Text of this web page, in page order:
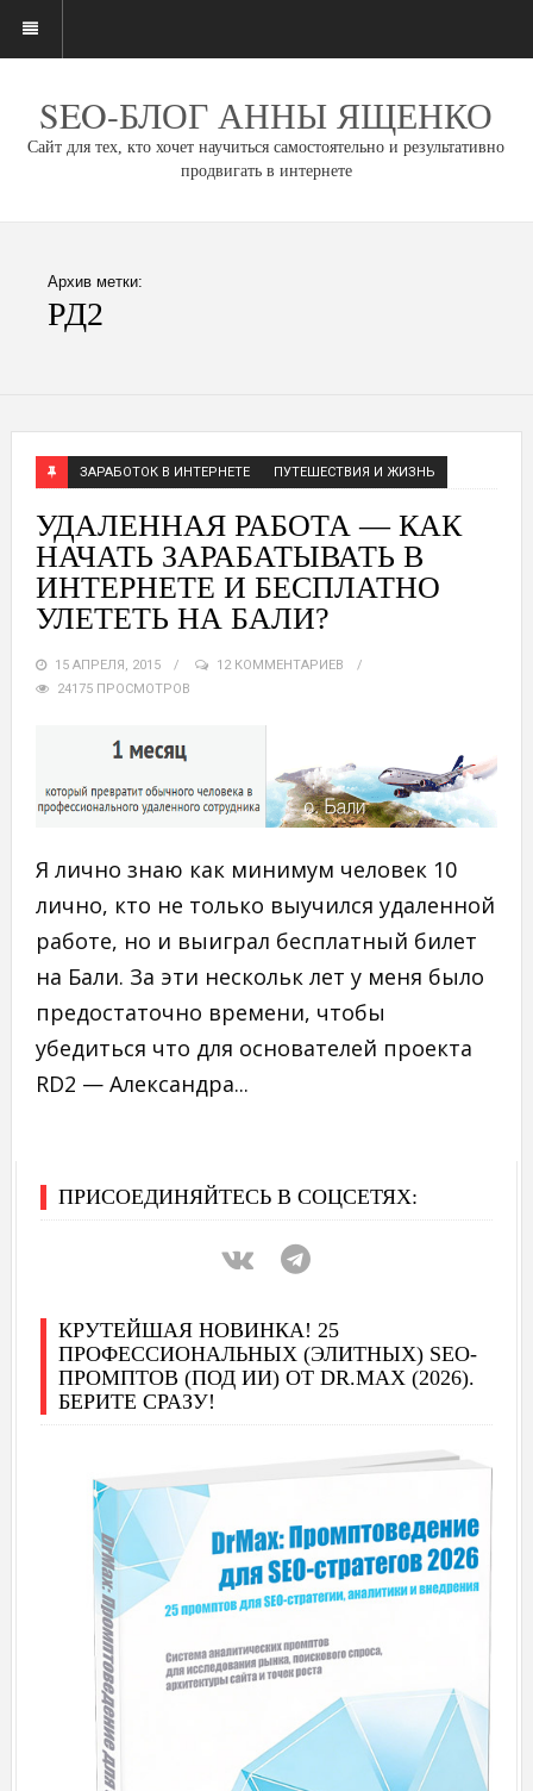
SEO-БЛОГ АННЫ ЯЩЕНКО
Сайт для тех, кто хочет научиться самостоятельно и результативно
продвигать в интернете
Архив метки:
РД2
ЗАРАБОТОК В ИНТЕРНЕТЕ ПУТЕШЕСТВИЯ И ЖИЗНЬ
УДАЛЕННАЯ РАБОТА — КАК
НАЧАТЬ ЗАРАБАТЫВАТЬ В
ИНТЕРНЕТЕ И БЕСПЛАТНО
УЛЕТЕТЬ НА БАЛИ?
15 АПРЕЛЯ, 2015
12 КОММЕНТАРИЕВ
24175 ПРОСМОТРОВ
Я лично знаю как минимум человек 10
лично, кто не только выучился удаленной
работе, но и выиграл бесплатный билет
на Бали. За эти нескольк лет у меня было
предостаточно времени, чтобы
убедиться что для основателей проекта
RD2 — Александра...
ПРИСОЕДИНЯЙТЕСЬ В СОЦСЕТЯХ:
КРУТЕЙШАЯ НОВИНКА! 25
ПРОФЕССИОНАЛЬНЫХ (ЭЛИТНЫХ) SEO-
ПРОМПТОВ (ПОД ИИ) ОТ DR.MAX (2026).
БЕРИТЕ СРАЗУ!